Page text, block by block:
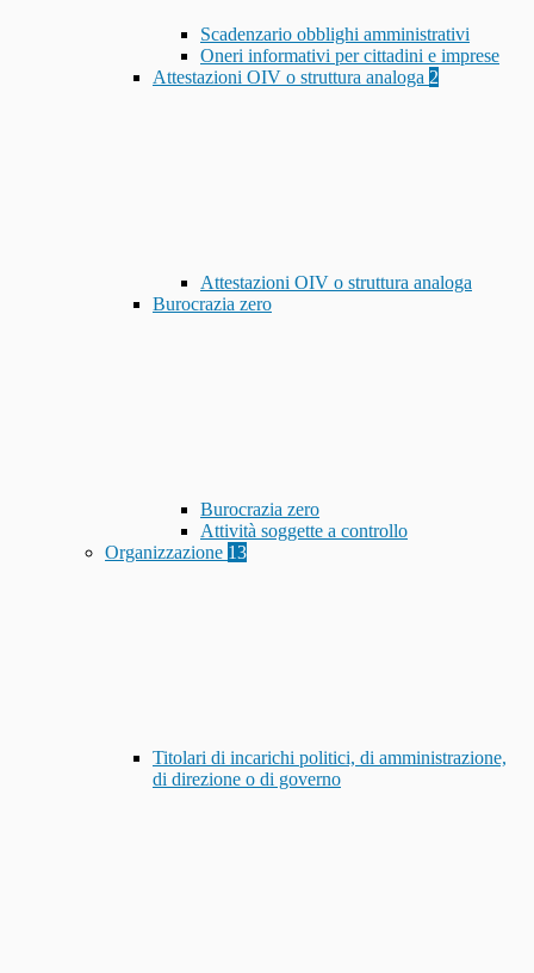
Scadenzario obblighi amministrativi
Oneri informativi per cittadini e imprese
Attestazioni OIV o struttura analoga 2
Attestazioni OIV o struttura analoga
Burocrazia zero
Burocrazia zero
Attività soggette a controllo
Organizzazione 13
Titolari di incarichi politici, di amministrazione,
di direzione o di governo